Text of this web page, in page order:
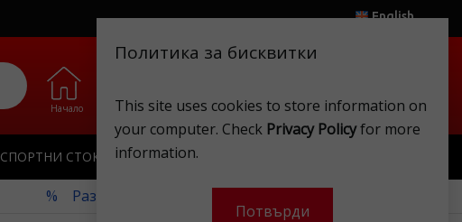
Политика за бисквитки
This site uses cookies to store information on
your computer. Check Privacy Policyfor more
information.
Потвърди
English
Начало Любими Магазини Клубна карта Акаунт Кошница
СПОРТНИ СТОКИ ИГРАЧКИ
% Разгледайте нашите месечни оферти!